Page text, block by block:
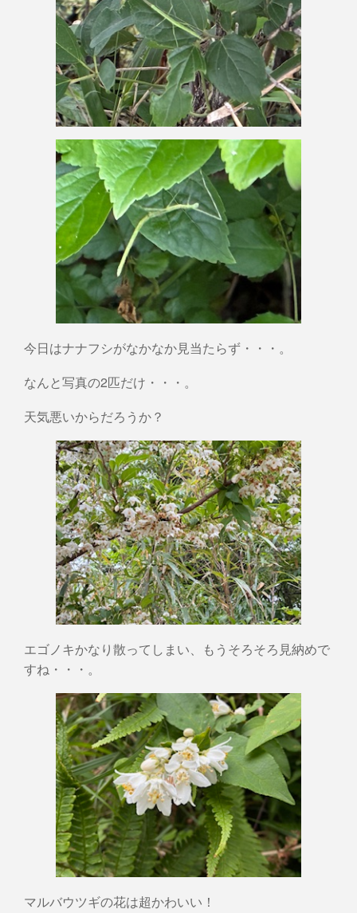
今日はナナフシがなかなか見当たらず・・・。
なんと写真の2匹だけ・・・。
天気悪いからだろうか？
エゴノキかなり散ってしまい、もうそろそろ見納めで
すね・・・。
マルバウツギの花は超かわいい！